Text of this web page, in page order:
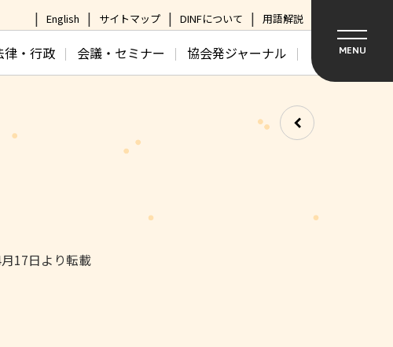
English サイトマップ DINFについて 用語解説
律・行政 会議・セミナー 協会発ジャーナル MENU
17日より転載